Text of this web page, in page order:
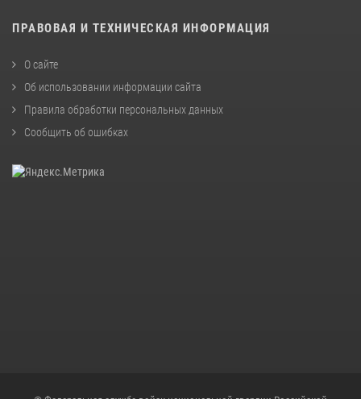
ПРАВОВАЯ И ТЕХНИЧЕСКАЯ ИНФОРМАЦИЯ
О сайте
Об использовании информации сайта
Правила обработки персональных данных
Сообщить об ошибках